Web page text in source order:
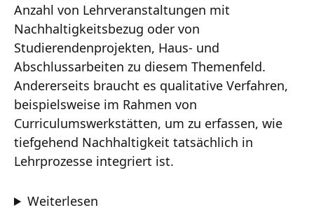
Anzahl von Lehrveranstaltungen mit
Nachhaltigkeitsbezug oder von
Studierendenprojekten, Haus- und
Abschlussarbeiten zu diesem Themenfeld.
Andererseits braucht es qualitative Verfahren,
beispielsweise im Rahmen von
Curriculumswerkstätten, um zu erfassen, wie
tiefgehend Nachhaltigkeit tatsächlich in
Lehrprozesse integriert ist.
Weiterlesen